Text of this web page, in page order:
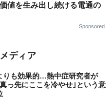
値を生み出し続ける電通の
Sponsored
りも効果的…熱中症研究者が
っ先にここを冷やせ｣という意